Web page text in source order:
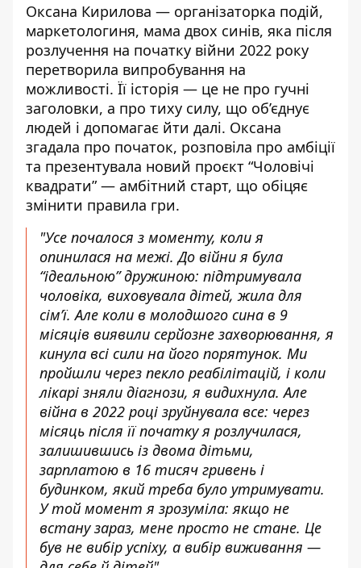
Оксана Кирилова — організаторка подій,
маркетологиня, мама двох синів, яка після
розлучення на початку війни 2022 року
перетворила випробування на
можливості. Її історія — це не про гучні
заголовки, а про тиху силу, що об’єднує
людей і допомагає йти далі. Оксана
згадала про початок, розповіла про амбіції
та презентувала новий проєкт “Чоловічі
квадрати” — амбітний старт, що обіцяє
змінити правила гри.
"Усе почалося з моменту, коли я
опинилася на межі. До війни я була
“ідеальною” дружиною: підтримувала
чоловіка, виховувала дітей, жила для
сім’ї. Але коли в молодшого сина в 9
місяців виявили серйозне захворювання, я
кинула всі сили на його порятунок. Ми
пройшли через пекло реабілітацій, і коли
лікарі зняли діагнози, я видихнула. Але
війна в 2022 році зруйнувала все: через
місяць після її початку я розлучилася,
залишившись із двома дітьми,
зарплатою в 16 тисяч гривень і
будинком, який треба було утримувати.
У той момент я зрозуміла: якщо не
встану зараз, мене просто не стане. Це
був не вибір успіху, а вибір виживання —